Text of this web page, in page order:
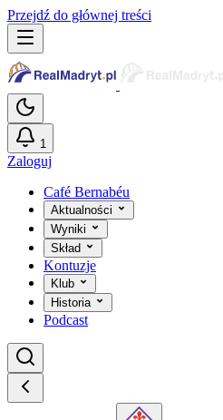
Przejdź do głównej treści
1
Zaloguj
Café Bernabéu
Aktualności
Wyniki
Skład
Kontuzje
Klub
Historia
Podcast